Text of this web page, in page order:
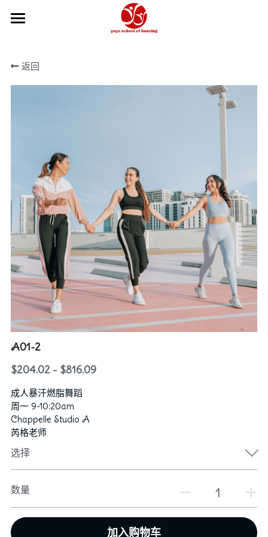
关于我们
舞校政策
学年年历
如何报名
课程信息
如何报名
我们的团队
芭蕾教师
Hip Hop和KPOP教师
瑜伽教师
中国舞教师
行政老师
“卓越计划”培训教师
教学体系
俄罗斯瓦岗诺娃芭蕾训练
中国舞教学体系
舞蹈摄影工作室
在线商城
获奖记录
2024群舞获奖记录
2024独舞/双人舞/三人舞获奖记录
2023独舞/双人舞/三人舞获奖记录
2022群舞获奖记录
2022独舞/双人舞/三人舞获奖记录
2019获奖记录
图库
芭蕾
中国舞
资助和奖学金
联系我们
返回
A01-2
$204.02 - $816.09
成人暴汗燃脂舞蹈
周一 9-10:20am
Chappelle Studio A
芮格老师
选择
数量
加入购物车
商品分类
所有商品分类